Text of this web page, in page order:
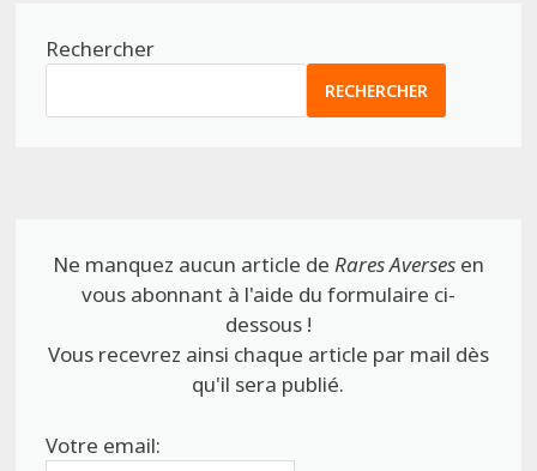
Rechercher
RECHERCHER
Ne manquez aucun article de Rares Aversesen
vous abonnant à l'aide du formulaire ci-
dessous !
Vous recevrez ainsi chaque article par mail dès
qu'il sera publié.
Votre email: